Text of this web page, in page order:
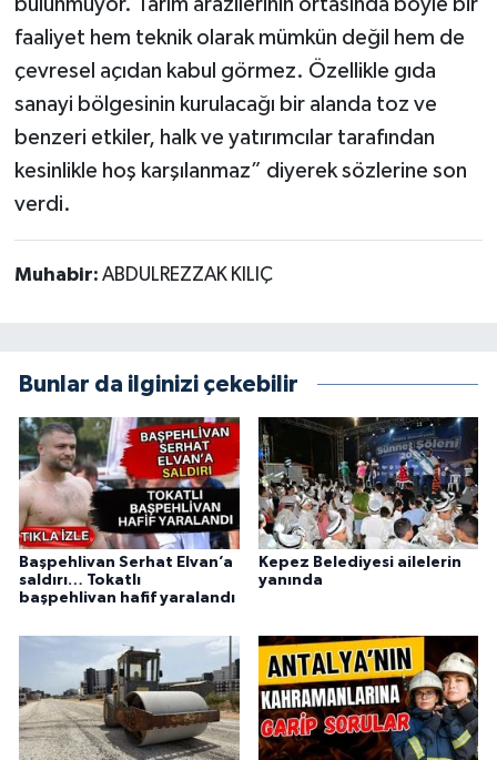
faaliyet hem teknik olarak mümkün değil hem de
çevresel açıdan kabul görmez. Özellikle gıda
sanayi bölgesinin kurulacağı bir alanda toz ve
benzeri etkiler, halk ve yatırımcılar tarafından
kesinlikle hoş karşılanmaz” diyerek sözlerine son
verdi.
Muhabir: ABDULREZZAK KILIÇ
Bunlar da ilginizi çekebilir
Başpehlivan Serhat Elvan’a
saldırı… Tokatlı
başpehlivan hafif yaralandı
Kepez Belediyesi ailelerin
yanında